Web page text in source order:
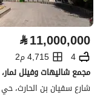
⃁11,000,000
4
4,715 م2
مجمع شاليهات وفيلل
شارع سفيان بن الحارث، حي